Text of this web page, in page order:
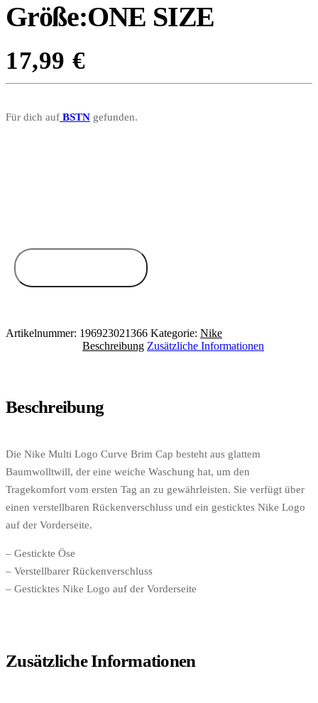
Größe:ONE SIZE
17,99 €
Für dich auf BSTN gefunden.
Artikelnummer: 196923021366 Kategorie: Nike
Beschreibung Zusätzliche Informationen
Beschreibung
Die Nike Multi Logo Curve Brim Cap besteht aus glattem
Baumwolltwill, der eine weiche Waschung hat, um den
Tragekomfort vom ersten Tag an zu gewährleisten. Sie verfügt über
einen verstellbaren Rückenverschluss und ein gesticktes Nike Logo
auf der Vorderseite.
– Gestickte Öse
– Verstellbarer Rückenverschluss
– Gesticktes Nike Logo auf der Vorderseite
Zusätzliche Informationen